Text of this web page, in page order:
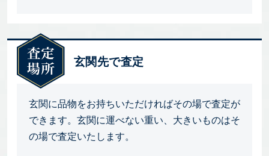
玄関先で査定
玄関に品物をお持ちいただければその場で査定が
できます。玄関に運べない重い、大きいものはそ
の場で査定いたします。